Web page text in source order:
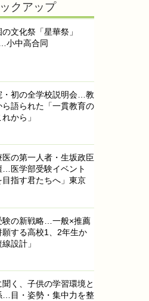
クアップ
文化祭「星華祭」
小中高合同
・初の全学校説明会…教
ら語られた「一貫教育の
から」
医の第一人者・生坂政臣
…医学部受験イベント
目指す君たちへ」東京
験の新戦略…一般×推薦
願する高校1、2年生か
設計」
聞く、子供の学習環境と
…目・姿勢・集中力を整